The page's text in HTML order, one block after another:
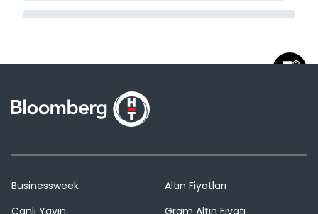
Businessweek
Altın Fiyatları